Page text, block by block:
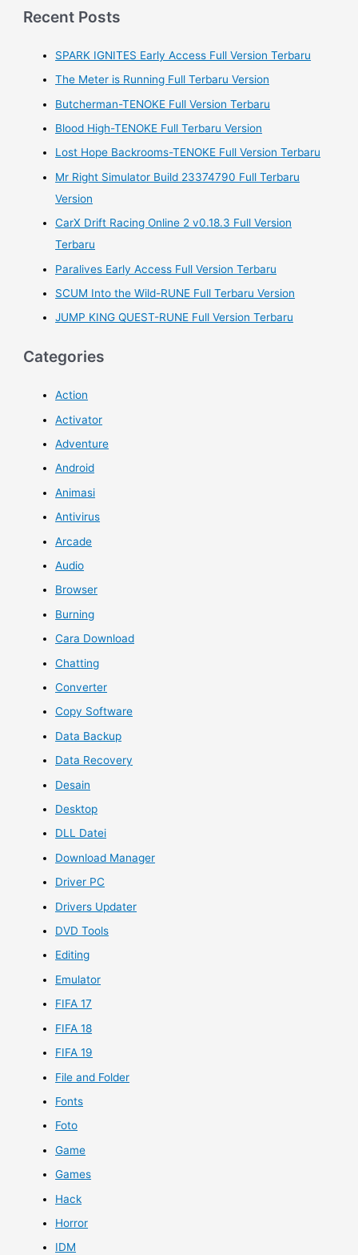
a
Recent Posts
SPARK IGNITES Early Access Full Version Terbaru
The Meter is Running Full Terbaru Version
Butcherman-TENOKE Full Version Terbaru
Blood High-TENOKE Full Terbaru Version
Lost Hope Backrooms-TENOKE Full Version Terbaru
Mr Right Simulator Build 23374790 Full Terbaru
Version
CarX Drift Racing Online 2 v0.18.3 Full Version
Terbaru
Paralives Early Access Full Version Terbaru
SCUM Into the Wild-RUNE Full Terbaru Version
JUMP KING QUEST-RUNE Full Version Terbaru
Categories
Action
Activator
Adventure
Android
Animasi
Antivirus
Arcade
Audio
Browser
Burning
Cara Download
Chatting
Converter
Copy Software
Data Backup
Data Recovery
Desain
Desktop
DLL Datei
Download Manager
Driver PC
Drivers Updater
DVD Tools
Editing
Emulator
FIFA 17
FIFA 18
FIFA 19
File and Folder
Fonts
Foto
Game
Games
Hack
Horror
IDM